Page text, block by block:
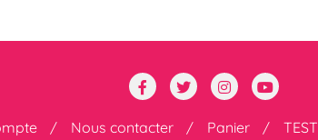
Nous contacter Panier TEST